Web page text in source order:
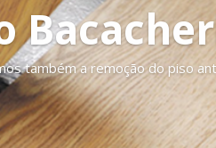
também a remoção do piso